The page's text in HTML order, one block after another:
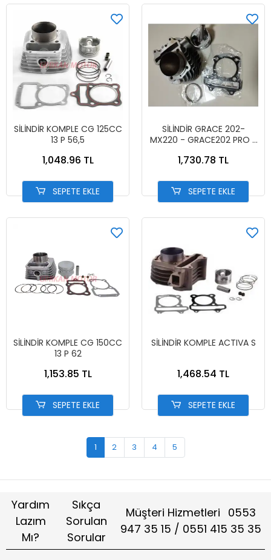
SİLİNDİR KOMPLE CG 125CC
13 P 56,5
1,048.96 TL
SEPETE EKLE
SİLİNDİR GRACE 202-
MX220 - GRACE202 PRO -
SİLİNDİR KOMPLE SET
1,730.78 TL
SEPETE EKLE
SİLİNDİR KOMPLE CG 150CC
13 P 62
1,153.85 TL
SEPETE EKLE
SİLİNDİR KOMPLE ACTIVA S
1,468.54 TL
SEPETE EKLE
1 2 3 4 5
Yardım
Lazım
Mı?
Sıkça
Sorulan
Sorular
Müşteri Hizmetleri 0553
947 35 15 / 0551 415 35 35